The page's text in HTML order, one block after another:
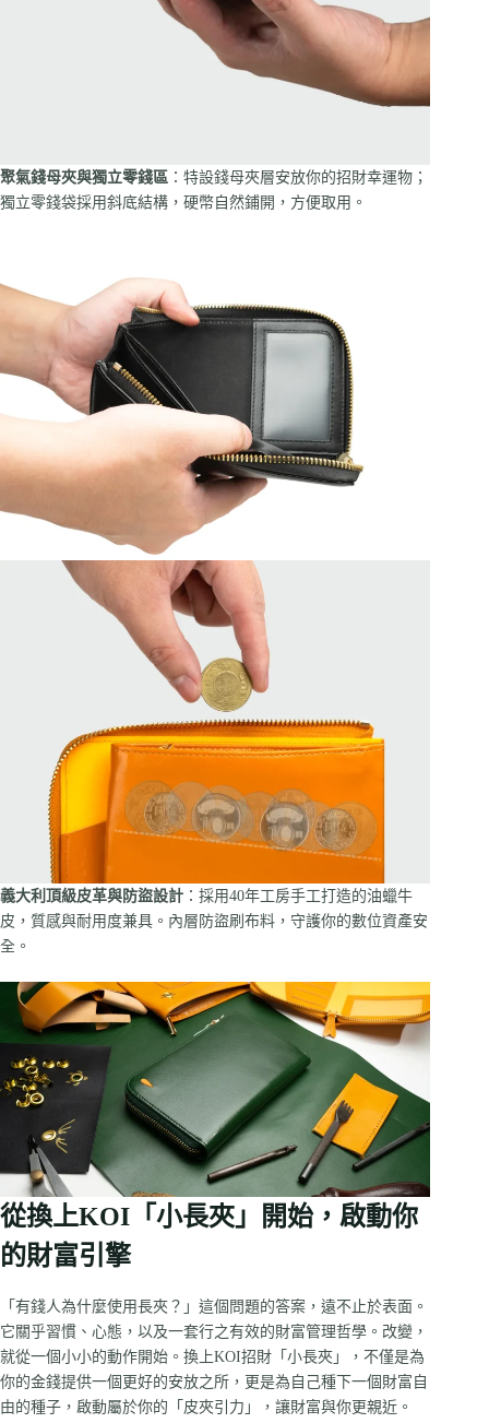
聚氣錢母夾與獨立零錢區 ：特設錢母夾層安放你的招財幸運物；
獨立零錢袋採用斜底結構，硬幣自然鋪開，方便取用。
義大利頂級皮革與防盜設計 ：採用40年工房手工打造的油蠟牛
皮，質感與耐用度兼具。內層防盜刷布料，守護你的數位資產安
全。
從換上KOI「小長夾」開始，啟動你
的財富引擎
「有錢人為什麼使用長夾？」這個問題的答案，遠不止於表面。
它關乎習慣、心態，以及一套行之有效的財富管理哲學。改變，
就從一個小小的動作開始。換上KOI招財「小長夾」，不僅是為
你的金錢提供一個更好的安放之所，更是為自己種下一個財富自
由的種子，啟動屬於你的「皮夾引力」，讓財富與你更親近。